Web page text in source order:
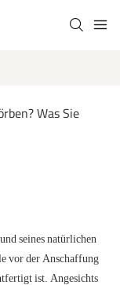
Was Sie
seines natürlichen
vor der Anschaffung
ist. Angesichts